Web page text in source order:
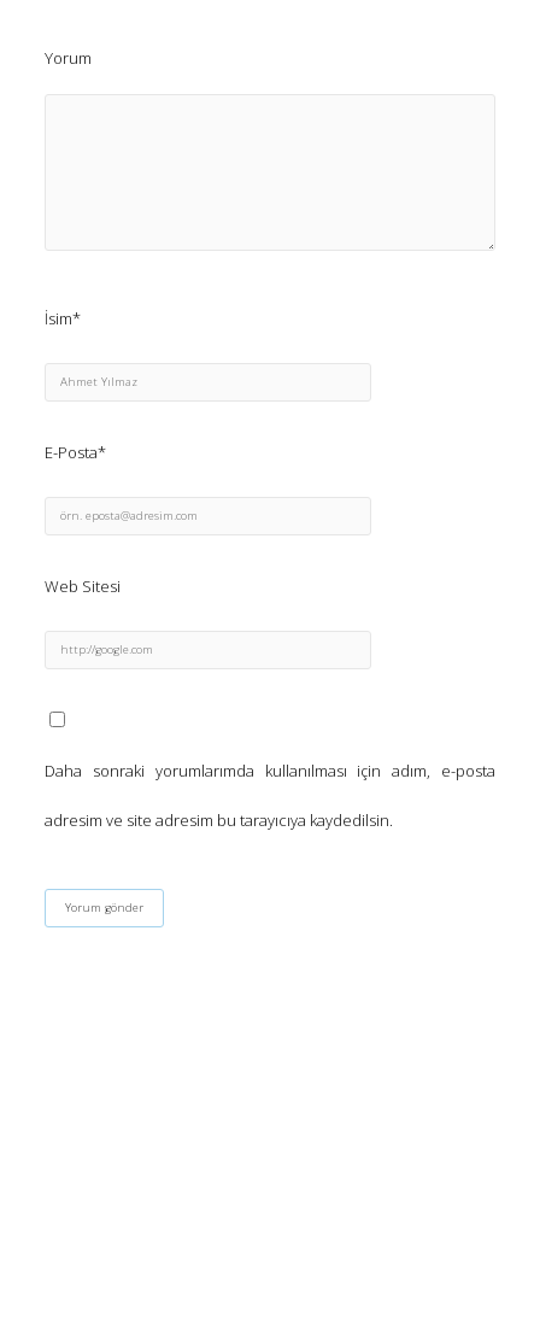
Yorum
İsim*
E-Posta*
Web Sitesi
Daha sonraki yorumlarımda kullanılması için adım, e-posta
adresim ve site adresim bu tarayıcıya kaydedilsin.